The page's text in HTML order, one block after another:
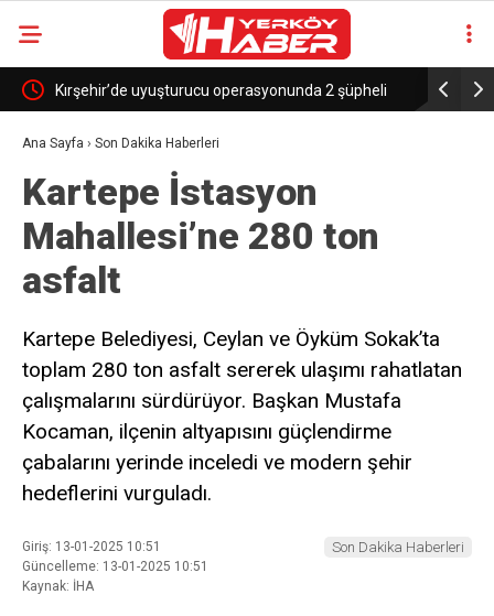
Kırşehir’de uyuşturucu operasyonunda 2 şüpheli
tutuklandı
Anahtar
Ana Sayfa › Son Dakika Haberleri
Kartepe İstasyon
Mahallesi’ne 280 ton
asfalt
Kartepe Belediyesi, Ceylan ve Öyküm Sokak’ta
toplam 280 ton asfalt sererek ulaşımı rahatlatan
çalışmalarını sürdürüyor. Başkan Mustafa
Kocaman, ilçenin altyapısını güçlendirme
çabalarını yerinde inceledi ve modern şehir
hedeflerini vurguladı.
Giriş: 13-01-2025 10:51
Güncelleme: 13-01-2025 10:51
Kaynak: İHA
Son Dakika Haberleri